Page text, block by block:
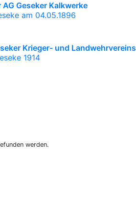
Geseker Kalkwerke
am 04.05.1896
Krieger- und Landwehrvereins
1914
werden.